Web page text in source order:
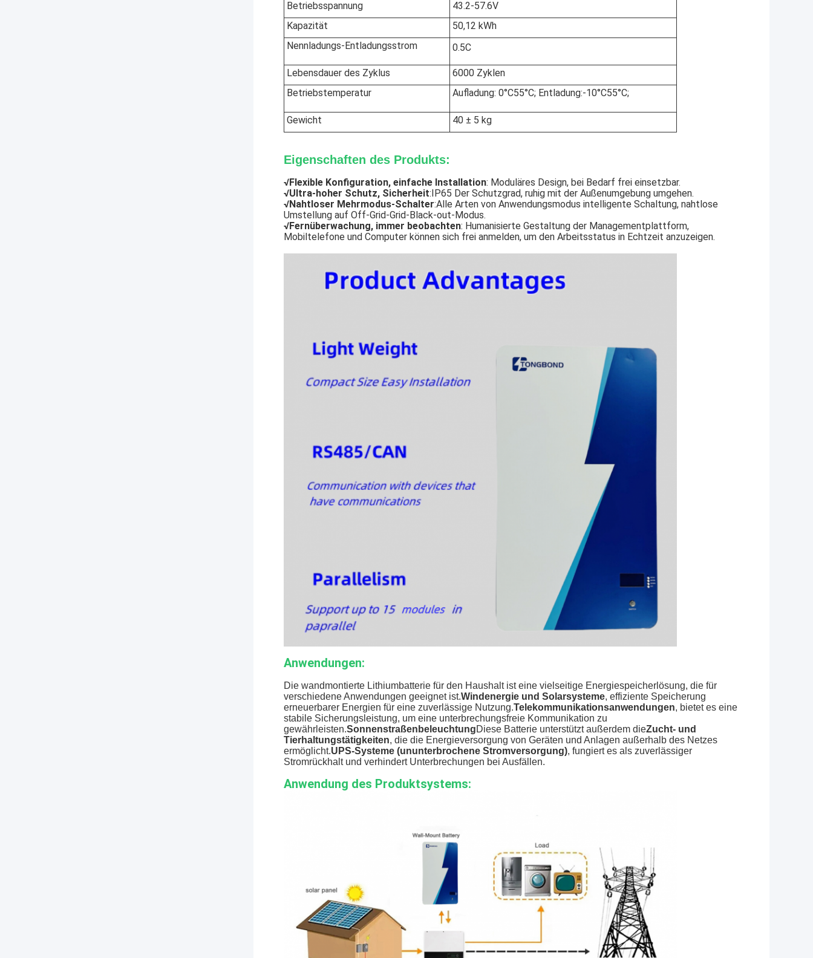
Betriebsspannung
43.2-57.6V
Kapazität
50,12 kWh
Nennladungs-Entladungsstrom
0.5C
Lebensdauer des Zyklus
6000 Zyklen
Betriebstemperatur
Aufladung: 0°C55°C; Entladung:-10°C55°C;
Gewicht 40 ± 5 kg
Eigenschaften des Produkts:
√Flexible Konfiguration, einfache Installation: Moduläres Design, bei Bedarf frei einsetzbar.
√Ultra-hoher Schutz, Sicherheit:IP65 Der Schutzgrad, ruhig mit der Außenumgebung umgehen.
√Nahtloser Mehrmodus-Schalter:Alle Arten von Anwendungsmodus intelligente Schaltung, nahtlose
Umstellung auf Off-Grid-Grid-Black-out-Modus.
√Fernüberwachung, immer beobachten: Humanisierte Gestaltung der Managementplattform,
Mobiltelefone und Computer können sich frei anmelden, um den Arbeitsstatus in Echtzeit anzuzeigen.
Anwendungen:
Die wandmontierte Lithiumbatterie für den Haushalt ist eine vielseitige Energiespeicherlösung, die für
verschiedene Anwendungen geeignet ist.Windenergie und Solarsysteme, effiziente Speicherung
erneuerbarer Energien für eine zuverlässige Nutzung.Telekommunikationsanwendungen, bietet es eine
stabile Sicherungsleistung, um eine unterbrechungsfreie Kommunikation zu
gewährleisten.SonnenstraßenbeleuchtungDiese Batterie unterstützt außerdem dieZucht- und
Tierhaltungstätigkeiten, die die Energieversorgung von Geräten und Anlagen außerhalb des Netzes
ermöglicht.UPS-Systeme (ununterbrochene Stromversorgung), fungiert es als zuverlässiger
Stromrückhalt und verhindert Unterbrechungen bei Ausfällen.
Anwendung des Produktsystems: